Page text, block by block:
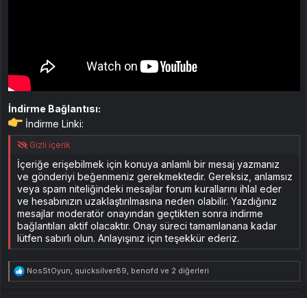
İndirme Bağlantısı:
İndirme Linki:
Gizli içerik
İçeriğe erişebilmek için konuya anlamlı bir mesaj yazmanız
ve gönderiyi beğenmeniz gerekmektedir. Gereksiz, anlamsız
veya spam niteliğindeki mesajlar forum kurallarını ihlal eder
ve hesabınızın uzaklaştırılmasına neden olabilir. Yazdığınız
mesajlar moderatör onayından geçtikten sonra indirme
bağlantıları aktif olacaktır. Onay süreci tamamlanana kadar
lütfen sabırlı olun. Anlayışınız için teşekkür ederiz.
T
e
NosStOyun, quicksilver89, benofd ve 2 diğerleri